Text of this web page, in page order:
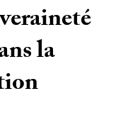
la